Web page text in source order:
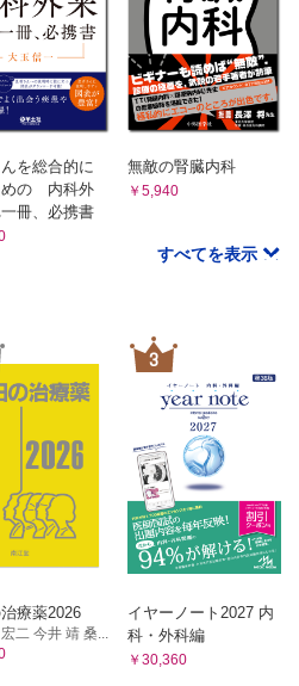
で射精障害が起こるの？
で起こる横紋筋融解症ってどんな症状
、パーキンソン症状が悪化するの？
で血糖値が上がるっていうけど、どんな
で痛風発作が起こることがあるの？
際に注意が必要なお菓子があるの？
む薬を食直後に、食直後にのむ薬
らどうなるの？
？どういう薬を食間に服用する
がある薬、お腹がすいたと感じる
めばいいの？
、即効で解決する頓服薬ってどう
ですか？
用するとあるけど、受容体ってな
後、どのくらいで寝ればいいのか
せについて知りたい！
病の患者さんの口の中が真っ黒なん
尿病の薬、投与忘れがあるけど、
尿病の薬でおならが増えるのは、
ミングが関係ない糖尿病の薬があ
の副作用の乳酸アシドーシスって、
で尿路感染症が起こりやすくなる
に中止しなくてはいけない薬があ
を総合的に
めの 内科外
冊、必携書
無敵の腎臓内科
￥5,940
すべてを表示
療薬2026
二 今井 靖 桑...
3
イヤーノート2027 内
科・外科編
￥30,360